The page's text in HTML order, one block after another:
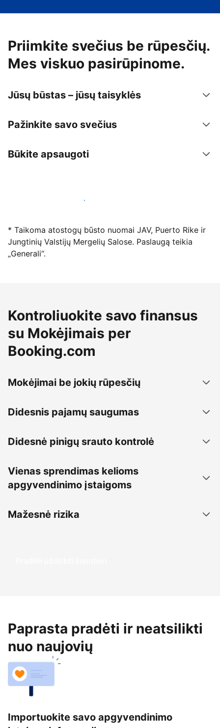
Priimkite svečius be rūpesčių.
Mes viskuo pasirūpinome.
Jūsų būstas – jūsų taisyklės
Pažinkite savo svečius
Būkite apsaugoti
Registruotis mūsų platformoje dabar
* Taikoma atostogų būsto nuomai JAV, Puerto Rike ir
Jungtinių Valstijų Mergelių Salose. Paslaugą teikia
„Generali“.
Kontroliuokite savo finansus
su Mokėjimais per
Booking.com
Mokėjimai be jokių rūpesčių
Didesnis pajamų saugumas
Didesnė pinigų srauto kontrolė
Vienas sprendimas kelioms
apgyvendinimo įstaigoms
Mažesnė rizika
Pradėti uždirbti šiandien
Paprasta pradėti ir neatsilikti
nuo naujovių
Importuokite savo apgyvendinimo